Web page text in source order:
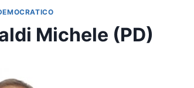
Michele (PD)